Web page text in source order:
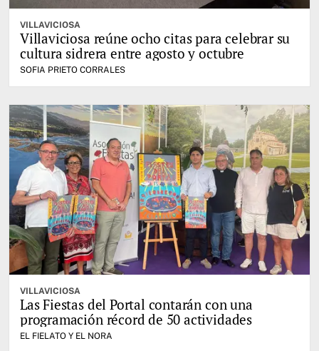
VILLAVICIOSA
Villaviciosa reúne ocho citas para celebrar su
cultura sidrera entre agosto y octubre
SOFIA PRIETO CORRALES
VILLAVICIOSA
Las Fiestas del Portal contarán con una
programación récord de 50 actividades
EL FIELATO Y EL NORA